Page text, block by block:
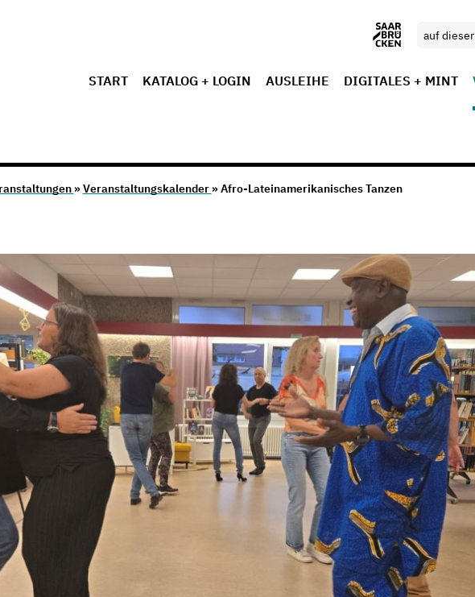
START KATALOG + LOGIN AUSLEIHE DIGITALES + MINT
»Veranstaltungskalender » Afro-Lateinamerikanisches Tanzen